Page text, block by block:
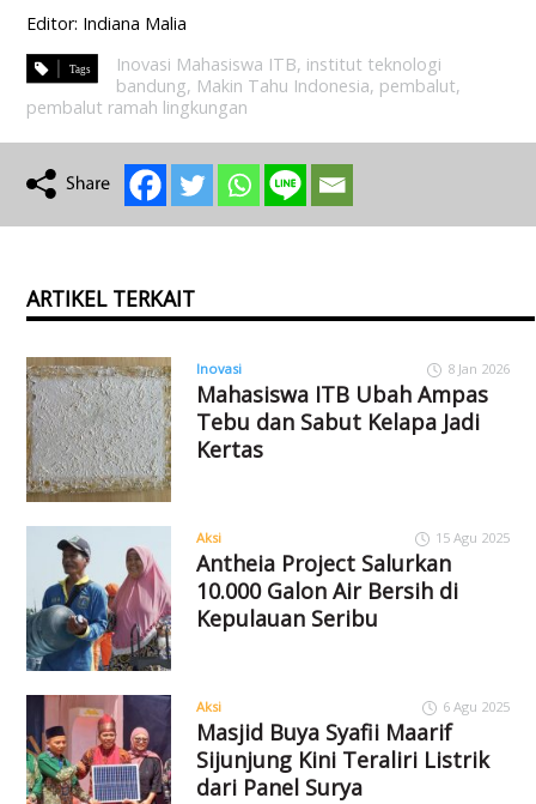
Editor: Indiana Malia
Inovasi Mahasiswa ITB, institut teknologi
bandung, Makin Tahu Indonesia, pembalut,
pembalut ramah lingkungan
ARTIKEL TERKAIT
Inovasi 8 Jan 2026
Mahasiswa ITB Ubah Ampas
Tebu dan Sabut Kelapa Jadi
Kertas
Aksi 15 Agu 2025
Antheia Project Salurkan
10.000 Galon Air Bersih di
Kepulauan Seribu
Aksi 6 Agu 2025
Masjid Buya Syafii Maarif
Sijunjung Kini Teraliri Listrik
dari Panel Surya